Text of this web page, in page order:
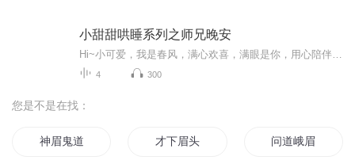
小甜甜哄睡系列之师兄晚安
4 300
您是不是在找：
神眉鬼道 才下眉头 问道峨眉